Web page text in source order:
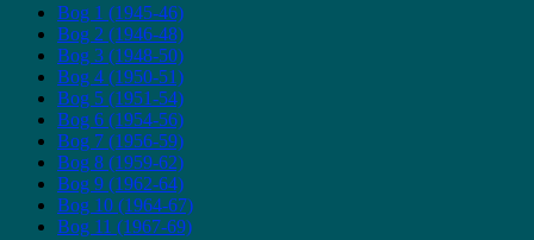
Bog 1 (1945-46)
Bog 2 (1946-48)
Bog 3 (1948-50)
Bog 4 (1950-51)
Bog 5 (1951-54)
Bog 6 (1954-56)
Bog 7 (1956-59)
Bog 8 (1959-62)
Bog 9 (1962-64)
Bog 10 (1964-67)
Bog 11 (1967-69)